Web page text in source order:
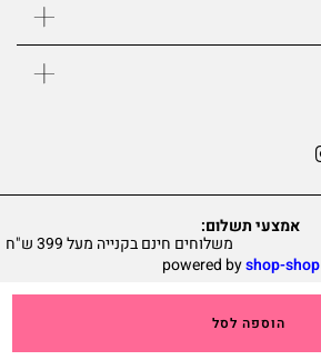
הוספה לסל
shop-shop
משלוחים חינם בקנייה מעל 399 ש"ח
אמצעי תשלום: